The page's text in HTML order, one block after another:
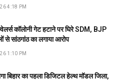
4:18 PM
कॉलोनी गेट हटाने पर घिरे SDM, BJP
से सांठगांठ का लगाया आरोप
1:10 PM
बिहार का पहला डिजिटल हेल्थ मॉडल जिला,